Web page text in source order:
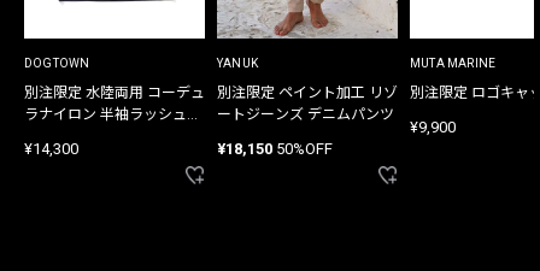
DOGTOWN
別注限定 水陸両用 コーデュ
ラナイロン 半袖ラッシュガ
¥14,300
YANUK
別注限定 ペイント加工 リゾ
ートジーンズ デニムパンツ
¥18,150 50%OFF
MUTA MARINE
別注限定 ロゴキャ
¥9,900